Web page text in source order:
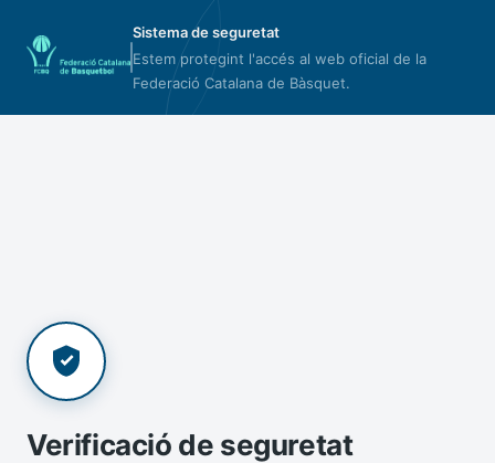
Sistema de seguretat
Estem protegint l'accés al web oficial de la
Federació Catalana de Bàsquet.
Verificació de seguretat